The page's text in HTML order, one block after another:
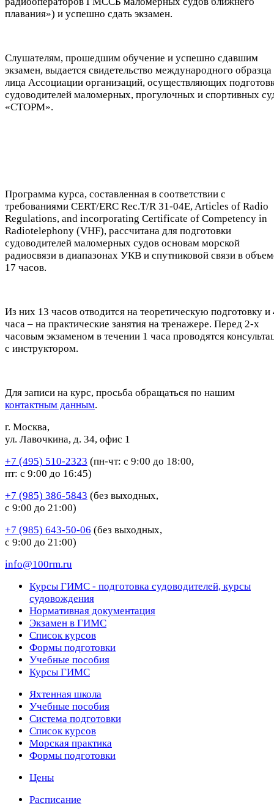
плавания») и успешно сдать экзамен.
Слушателям, прошедшим обучение и успешно сдавшим
экзамен, выдается свидетельство международного образца
лица Ассоциации организаций, осуществляющих
судоводителей маломерных, прогулочных и спортивных
«СТОРМ».
Программа курса, составленная в соответствии с
требованиями CERT/ERC Rec.T/R 31-04E, Articles of Radio
Regulations, and incorporating Certificate of Competency in
Radiotelephony (VHF), рассчитана для подготовки
судоводителей маломерных судов основам морской
радиосвязи в диапазонах УКВ и спутниковой связи в
17 часов.
Из них 13 часов отводится на теоретическую подготовку и
часа – на практические занятия на тренажере. Перед 2-х
часовым экзаменом в течении 1 часа проводятся
с инструктором.
Для записи на курс, просьба обращаться по нашим
контактным данным.
г. Москва,
ул. Лавочкина, д. 34, офис 1
+7 (495) 510-2323 (пн-чт: с 9:00 до 18:00,
пт: с 9:00 до 16:45)
+7 (985) 386-5843 (без выходных,
с 9:00 до 21:00)
+7 (985) 643-50-06 (без выходных,
с 9:00 до 21:00)
info@100rm.ru
Курсы ГИМС - подготовка судоводителей, курсы
судовождения
Нормативная документация
Экзамен в ГИМС
Список курсов
Формы подготовки
Учебные пособия
Курсы ГИМС
Яхтенная школа
Учебные пособия
Cистема подготовки
Список курсов
Морская практика
Формы подготовки
Цены
Расписание